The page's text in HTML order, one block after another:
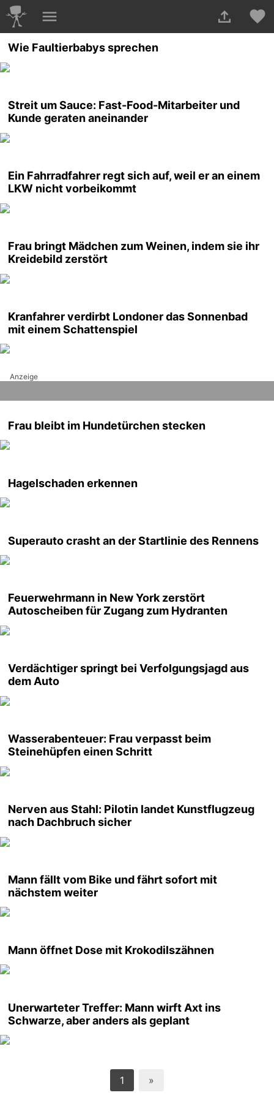
Wie Faultierbabys sprechen
Streit um Sauce: Fast-Food-Mitarbeiter und
Kunde geraten aneinander
Ein Fahrradfahrer regt sich auf, weil er an einem
LKW nicht vorbeikommt
Frau bringt Mädchen zum Weinen, indem sie ihr
Kreidebild zerstört
Kranfahrer verdirbt Londoner das Sonnenbad
mit einem Schattenspiel
Anzeige
Frau bleibt im Hundetürchen stecken
Hagelschaden erkennen
Superauto crasht an der Startlinie des Rennens
Feuerwehrmann in New York zerstört
Autoscheiben für Zugang zum Hydranten
Verdächtiger springt bei Verfolgungsjagd aus
dem Auto
Wasserabenteuer: Frau verpasst beim
Steinehüpfen einen Schritt
Nerven aus Stahl: Pilotin landet Kunstflugzeug
nach Dachbruch sicher
Mann fällt vom Bike und fährt sofort mit
nächstem weiter
Mann öffnet Dose mit Krokodilszähnen
Unerwarteter Treffer: Mann wirft Axt ins
Schwarze, aber anders als geplant
1 »